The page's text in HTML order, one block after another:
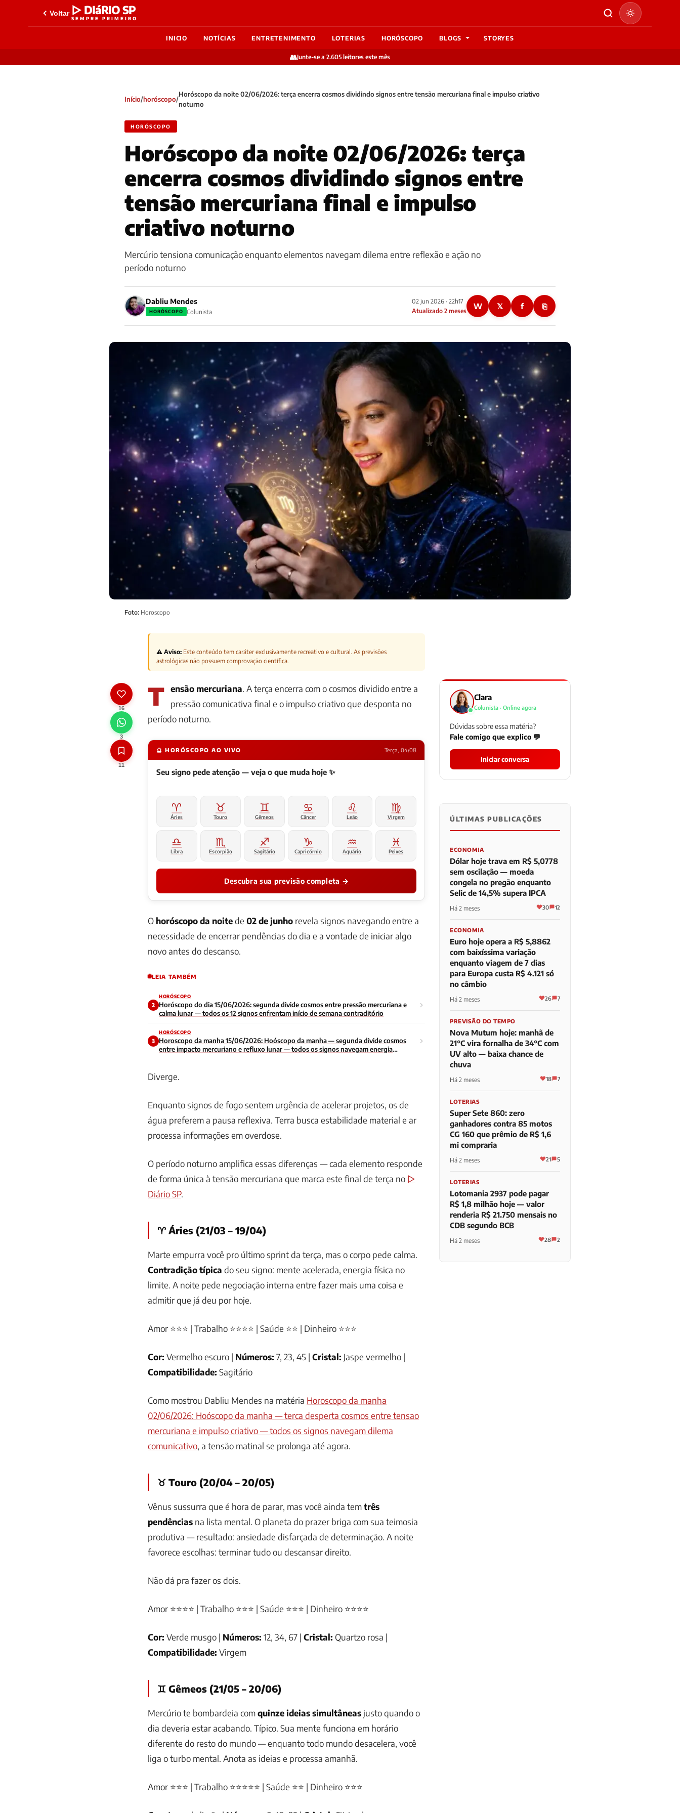
Voltar ▷ DIáRIO SP
SEMPRE PRIMEIRO
INICIO NOTÍCIAS ENTRETENIMENTO LOTERIAS HORÓSCOPO BLOGS STORYES
👥Junte-se a 2.605 leitores este mês
Início/horóscopo/
Horóscopo da noite 02/06/2026: terça encerra cosmos dividindo signos entre tensão mercuriana final e impulso criativo
noturno
HORÓSCOPO
Horóscopo da noite 02/06/2026: terça
encerra cosmos dividindo signos entre
tensão mercuriana final e impulso
criativo noturno
Mercúrio tensiona comunicação enquanto elementos navegam dilema entre reflexão e ação no
período noturno
Dabliu Mendes
HORÓSCOPO Colunista
02 jun 2026 · 22h17
Atualizado 2 meses
W 𝕏 f ⎘
Foto: Horoscopo
16
3
11
⚠️ Aviso: Este conteúdo tem caráter exclusivamente recreativo e cultural. As previsões
astrológicas não possuem comprovação científica.
T ensão mercuriana. A terça encerra com o cosmos dividido entre a
pressão comunicativa final e o impulso criativo que desponta no
período noturno.
🔮 HORÓSCOPO AO VIVO Terça, 04/08
Seu signo pede atenção — veja o que muda hoje ✨
♈
Áries
♉
Touro
♊
Gêmeos
♋
Câncer
♌
Leão
♍
Virgem
♎
Libra
♏
Escorpião
♐
Sagitário
♑
Capricórnio
♒
Aquário
♓
Peixes
Descubra sua previsão completa →
O horóscopo da noitede 02 de junho revela signos navegando entre a
necessidade de encerrar pendências do dia e a vontade de iniciar algo
novo antes do descanso.
LEIA TAMBÉM
2
HORÓSCOPO
Horóscopo do dia 15/06/2026: segunda divide cosmos entre pressão mercuriana e
calma lunar — todos os 12 signos enfrentam início de semana contraditório
3
HORÓSCOPO
Horoscopo da manha 15/06/2026: Hoóscopo da manha — segunda divide cosmos
entre impacto mercuriano e refluxo lunar — todos os signos navegam energia
Diverge.
Enquanto signos de fogo sentem urgência de acelerar projetos, os de
água preferem a pausa reflexiva. Terra busca estabilidade material e ar
processa informações em overdose.
O período noturno amplifica essas diferenças — cada elemento responde
de forma única à tensão mercuriana que marca este final de terça no ▷
Diário SP.
♈ Áries (21/03 – 19/04)
Marte empurra você pro último sprint da terça, mas o corpo pede calma.
Contradição típica do seu signo: mente acelerada, energia física no
limite. A noite pede negociação interna entre fazer mais uma coisa e
admitir que já deu por hoje.
Amor ⭐⭐⭐ | Trabalho ⭐⭐⭐⭐ | Saúde ⭐⭐ | Dinheiro ⭐⭐⭐
Cor: Vermelho escuro | Números: 7, 23, 45 | Cristal: Jaspe vermelho |
Compatibilidade: Sagitário
Como mostrou Dabliu Mendes na matéria Horoscopo da manha
02/06/2026: Hoóscopo da manha — terca desperta cosmos entre tensao
mercuriana e impulso criativo — todos os signos navegam dilema
comunicativo, a tensão matinal se prolonga até agora.
♉ Touro (20/04 – 20/05)
Vênus sussurra que é hora de parar, mas você ainda temtrês
pendências na lista mental. O planeta do prazer briga com sua teimosia
produtiva — resultado: ansiedade disfarçada de determinação. A noite
favorece escolhas: terminar tudo ou descansar direito.
Não dá pra fazer os dois.
Amor ⭐⭐⭐⭐ | Trabalho ⭐⭐⭐ | Saúde ⭐⭐⭐ | Dinheiro ⭐⭐⭐⭐
Cor: Verde musgo | Números: 12, 34, 67 | Cristal: Quartzo rosa |
Compatibilidade: Virgem
♊ Gêmeos (21/05 – 20/06)
Mercúrio te bombardeia comquinze ideias simultâneas justo quando o
dia deveria estar acabando. Típico. Sua mente funciona em horário
diferente do resto do mundo — enquanto todo mundo desacelera, você
liga o turbo mental. Anota as ideias e processa amanhã.
Amor ⭐⭐⭐ | Trabalho ⭐⭐⭐⭐⭐ | Saúde ⭐⭐ | Dinheiro ⭐⭐⭐
Clara
Colunista · Online agora
Dúvidas sobre essa matéria?
Fale comigo que explico 💬
Iniciar conversa
0 0 0
ÚLTIMAS PUBLICAÇÕES
ECONOMIA
Dólar hoje trava em R$ 5,0778
sem oscilação — moeda
congela no pregão enquanto
Selic de 14,5% supera IPCA
Há 2 meses 30 12
ECONOMIA
Euro hoje opera a R$ 5,8862
com baixíssima variação
enquanto viagem de 7 dias
para Europa custa R$ 4.121 só
no câmbio
Há 2 meses 26 7
PREVISÃO DO TEMPO
Nova Mutum hoje: manhã de
21°C vira fornalha de 34°C com
UV alto — baixa chance de
chuva
Há 2 meses 18 7
LOTERIAS
Super Sete 860: zero
ganhadores contra 85 motos
CG 160 que prêmio de R$ 1,6
mi compraria
Há 2 meses 21 5
LOTERIAS
Lotomania 2937 pode pagar
R$ 1,8 milhão hoje — valor
renderia R$ 21.750 mensais no
CDB segundo BCB
Há 2 meses 28 2